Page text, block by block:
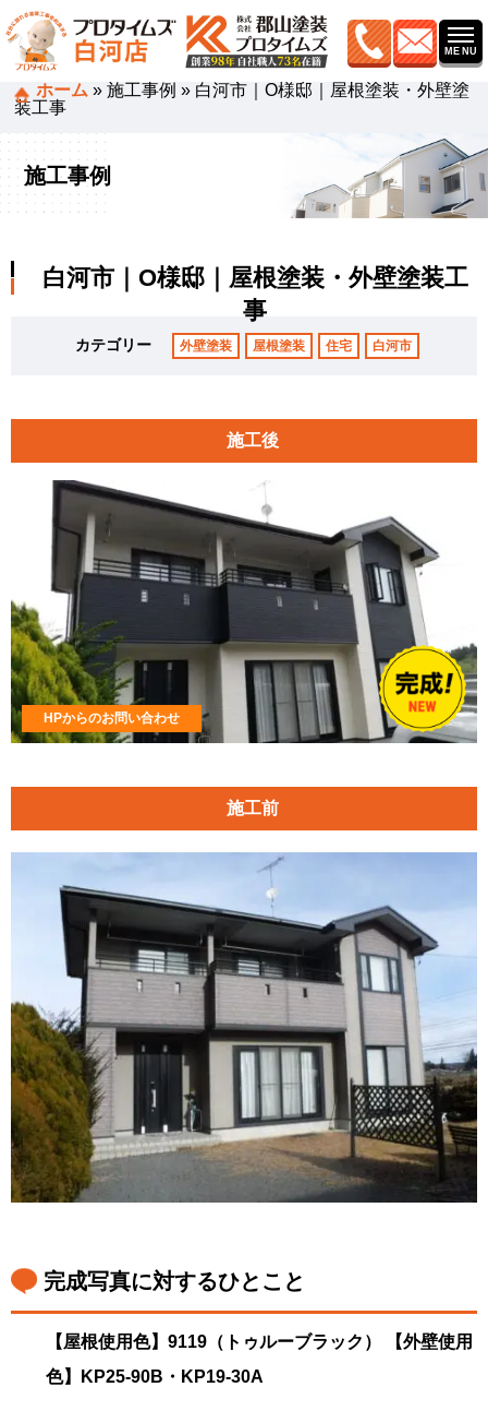
ホーム »施工事例 » 白河市｜O様邸｜屋根塗装・外壁塗
装工事
施工事例
白河市｜O様邸｜屋根塗装・外壁塗装工
事
カテゴリー 外壁塗装 屋根塗装 住宅 白河市
施工後
HPからのお問い合わせ
施工前
完成写真に対するひとこと
【屋根使用色】9119（トゥルーブラック） 【外壁使用
色】KP25-90B・KP19-30A